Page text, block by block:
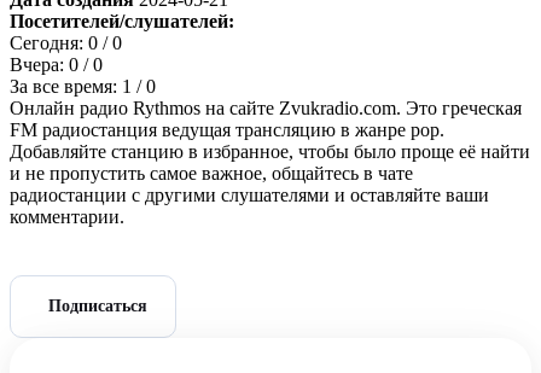
Посетителей/слушателей:
Сегодня: 0 / 0
Вчера: 0 / 0
За все время: 1 / 0
Онлайн радио Rythmos на сайте Zvukradio.com. Это греческая
FM радиостанция ведущая трансляцию в жанре pop.
Добавляйте станцию в избранное, чтобы было проще её найти
и не пропустить самое важное, общайтесь в чате
радиостанции с другими слушателями и оставляйте ваши
комментарии.
Подписаться